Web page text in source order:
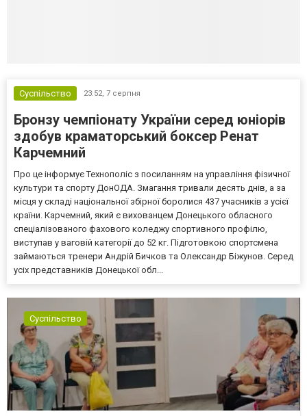
Суспільство 23:52, 7 серпня
Бронзу чемпіонату України серед юніорів
здобув краматорський боксер Ренат
Карчемний
Про це інформує Технополіс з посиланням на управління фізичної
культури та спорту ДонОДА. Змагання тривали десять днів, а за
місця у складі національної збірної боролися 437 учасників з усієї
країни. Карчемний, який є вихованцем Донецького обласного
спеціалізованого фахового коледжу спортивного профілю,
виступав у ваговій категорії до 52 кг. Підготовкою спортсмена
займаються тренери Андрій Бичков та Олександр Біжунов. Серед
усіх представників Донецької обл...
Суспільство